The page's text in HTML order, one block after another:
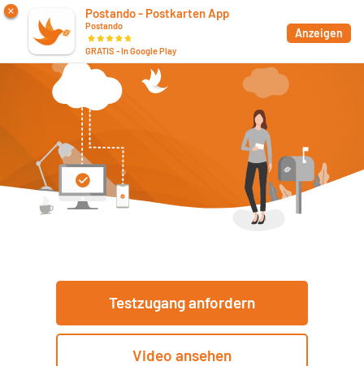
× Postando - Postkarten App
Postando
GRATIS - In Google Play
Anzeigen
App
Testzugang anfordern
Video ansehen